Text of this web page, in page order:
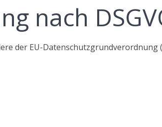
nach
der EU-Datenschutzgrundverordnung